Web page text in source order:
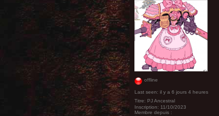
offline
Last seen: il y a 6 jours 4 heures
Titre: PJ Ancestral
Inscription: 11/10/2023
Membre depuis :